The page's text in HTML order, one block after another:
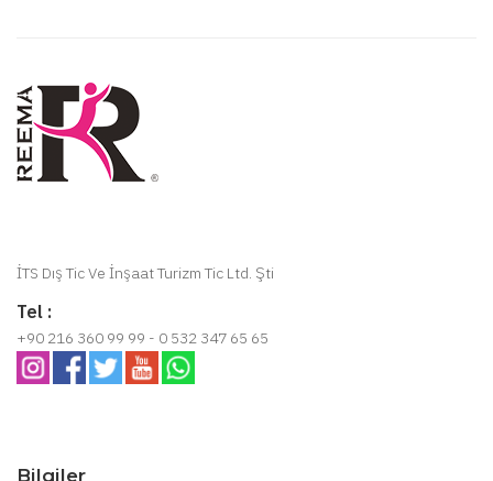
İTS Dış Tic Ve İnşaat Turizm Tic Ltd. Şti
Tel :
+90 216 360 99 99 - 0 532 347 65 65
Bilgiler